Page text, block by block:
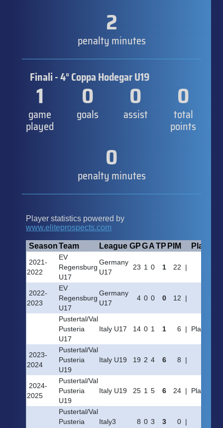
2
penalty minutes
Finali - 4° Coppa Hodegar U19
1
game
played
0
goals
0
assist
0
total
points
0
penalty minutes